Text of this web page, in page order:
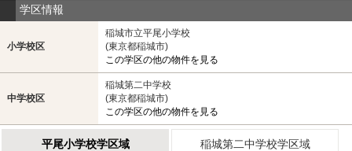
学区情報
小学校区
稲城市立平尾小学校
(東京都稲城市)
この学区の他の物件を見る
中学校区
稲城第二中学校
(東京都稲城市)
この学区の他の物件を見る
平尾小学校学区域 稲城第二中学校学区域